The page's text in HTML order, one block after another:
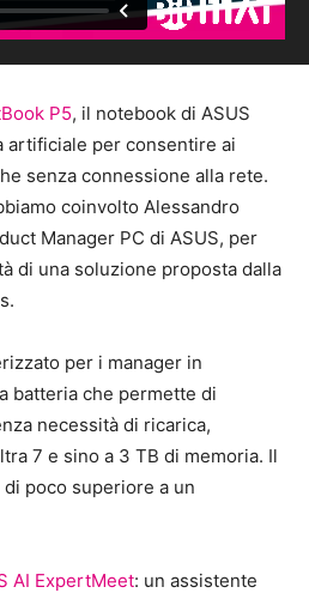
P5, il notebook di ASUS
artificiale per consentire ai
senza connessione alla rete.
coinvolto Alessandro
Manager PC di ASUS, per
di una soluzione proposta dalla
per i manager in
batteria che permette di
necessità di ricarica,
7 e sino a 3 TB di memoria. Il
poco superiore a un
AI ExpertMeet: un assistente